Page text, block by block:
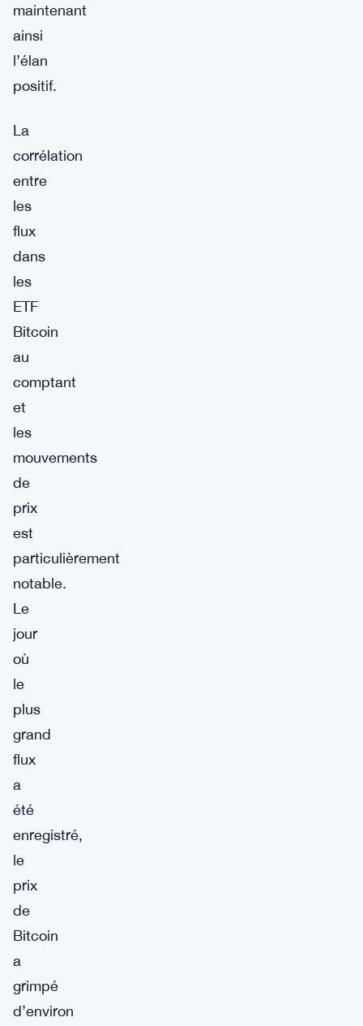
maintenant
ainsi
l’élan
positif.
La
corrélation
entre
les
flux
dans
les
ETF
Bitcoin
au
comptant
et
les
mouvements
de
prix
est
particulièrement
notable.
Le
jour
où
le
plus
grand
flux
a
été
enregistré,
le
prix
de
Bitcoin
a
grimpé
d’environ